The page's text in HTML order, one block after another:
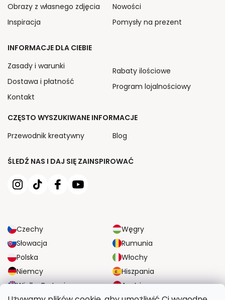
ŚLEDŹ NAS I DAJ SIĘ ZAINSPIROWAĆ
Czechy
Węgry
Słowacja
Rumunia
Polska
Włochy
Niemcy
Hiszpania
Wielka Brytania
Austria
Obrazy z własnego zdjęcia
Inspiracja
Nowości
Pomysły na prezent
INFORMACJE DLA CIEBIE
Zasady i warunki
Dostawa i płatność
Kontakt
Rabaty ilościowe
Program lojalnościowy
CZĘSTO WYSZUKIWANE INFORMACJE
Przewodnik kreatywny
Blog